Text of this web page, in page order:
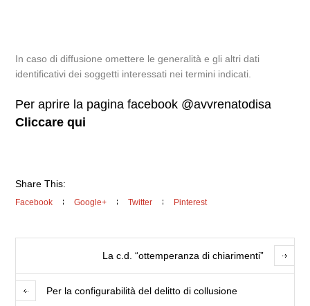
In caso di diffusione omettere le generalità e gli altri dati
identificativi dei soggetti interessati nei termini indicati.
Per aprire la pagina facebook @avvrenatodisa
Cliccare qui
Share This:
Facebook Google+ Twitter Pinterest
La c.d. “ottemperanza di chiarimenti”
Per la configurabilità del delitto di collusione